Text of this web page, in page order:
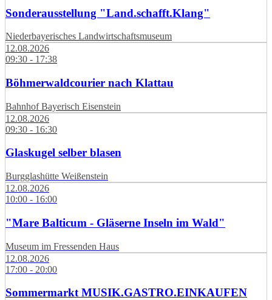
Sonderausstellung "Land.schafft.Klang"
Niederbayerisches Landwirtschaftsmuseum
12.08.2026
09:30 - 17:38
Böhmerwaldcourier nach Klattau
Bahnhof Bayerisch Eisenstein
12.08.2026
09:30 - 16:30
Glaskugel selber blasen
Burgglashütte Weißenstein
12.08.2026
10:00 - 16:00
"Mare Balticum - Gläserne Inseln im Wald"
Museum im Fressenden Haus
12.08.2026
17:00 - 20:00
Sommermarkt MUSIK.GASTRO.EINKAUFEN